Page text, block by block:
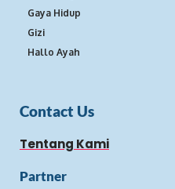
Gaya Hidup
Gizi
Hallo Ayah
Contact Us
Tentang Kami
Partner